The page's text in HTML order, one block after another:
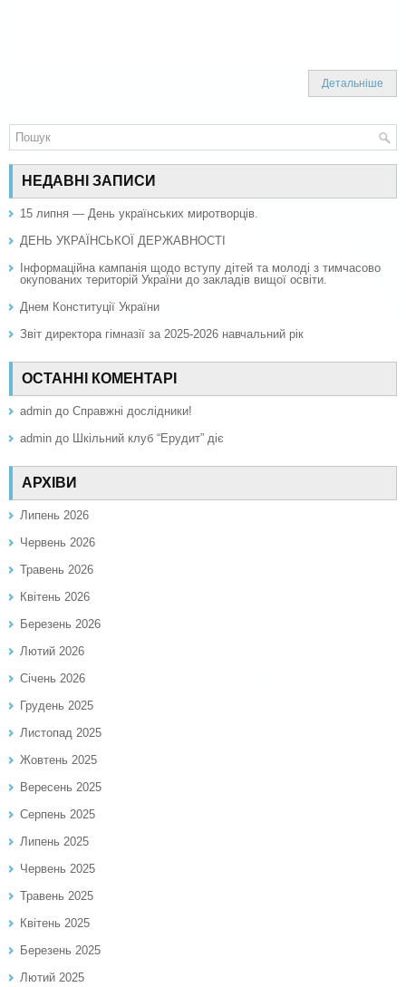
Детальніше
НЕДАВНІ ЗАПИСИ
15 липня — День українських миротворців.
ДЕНЬ УКРАЇНСЬКОЇ ДЕРЖАВНОСТІ
Інформаційна кампанія щодо вступу дітей та молоді з тимчасово
окупованих територій України до закладів вищої освіти.
Днем Конституції України
Звіт директора гімназії за 2025-2026 навчальний рік
ОСТАННІ КОМЕНТАРІ
admin до Справжні дослідники!
admin до Шкільний клуб “Ерудит” діє
АРХІВИ
Липень 2026
Червень 2026
Травень 2026
Квітень 2026
Березень 2026
Лютий 2026
Січень 2026
Грудень 2025
Листопад 2025
Жовтень 2025
Вересень 2025
Серпень 2025
Липень 2025
Червень 2025
Травень 2025
Квітень 2025
Березень 2025
Лютий 2025